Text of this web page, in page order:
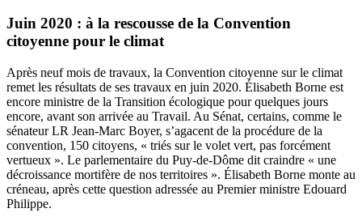
Juin 2020 : à la rescousse de la Convention
citoyenne pour le climat
Après neuf mois de travaux, la Convention citoyenne sur le climat
remet les résultats de ses travaux en juin 2020. Élisabeth Borne est
encore ministre de la Transition écologique pour quelques jours
encore, avant son arrivée au Travail. Au Sénat, certains, comme le
sénateur LR Jean-Marc Boyer, s’agacent de la procédure de la
convention, 150 citoyens, « triés sur le volet vert, pas forcément
vertueux ». Le parlementaire du Puy-de-Dôme dit craindre « une
décroissance mortifère de nos territoires ». Élisabeth Borne monte au
créneau, après cette question adressée au Premier ministre Edouard
Philippe.